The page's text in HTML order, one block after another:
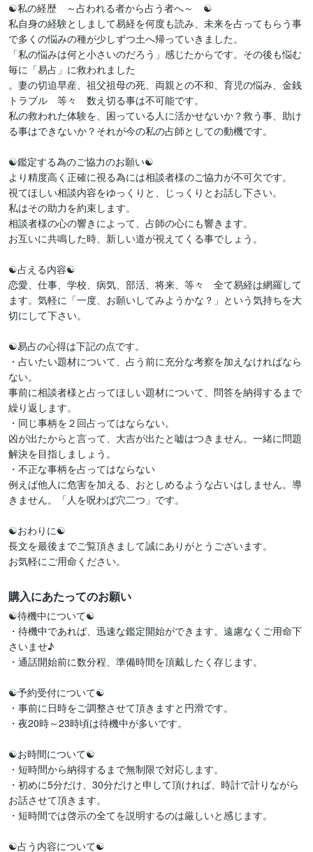
☯私の経歴　～占われる者から占う者へ～　☯
私自身の経験としまして易経を何度も読み、未来を占ってもらう事
で多くの悩みの種が少しずつ土へ帰っていきました。
「私の悩みは何と小さいのだろう」感じたからです。その後も悩む
毎に「易占」に救われました
。妻の切迫早産、祖父祖母の死、両親との不和、育児の悩み、金銭
トラブル　等々　数え切る事は不可能です。
私の救われた体験を、困っている人に活かせないか？救う事、助け
る事はできないか？それが今の私の占師としての動機です。
☯鑑定する為のご協力のお願い☯
より精度高く正確に視る為には相談者様のご協力が不可欠です。
視てほしい相談内容をゆっくりと、じっくりとお話し下さい。
私はその助力を約束します。
相談者様の心の響きによって、占師の心にも響きます。
お互いに共鳴した時、新しい道が視えてくる事でしょう。
☯占える内容☯
恋愛、仕事、学校、病気、部活、将来、等々　全て易経は網羅して
ます。気軽に「一度、お願いしてみようかな？」という気持ちを大
切にして下さい。
☯易占の心得は下記の点です。
・占いたい題材について、占う前に充分な考察を加えなければなら
ない。
事前に相談者様と占ってほしい題材について、問答を納得するまで
繰り返します。
・同じ事柄を２回占ってはならない。
凶が出たからと言って、大吉が出たと嘘はつきません。一緒に問題
解決を目指しましょう。
・不正な事柄を占ってはならない
例えば他人に危害を加える、おとしめるような占いはしません。導
きません。「人を呪わば穴二つ」です。
☯おわりに☯
長文を最後までご覧頂きまして誠にありがとうございます。
お気軽にご用命ください。
購入にあたってのお願い
☯待機中について☯
・待機中であれば、迅速な鑑定開始ができます。遠慮なくご用命下
さいませ♪
・通話開始前に数分程、準備時間を頂戴したく存じます。
☯予約受付について☯
・事前に日時をご調整させて頂きますと円滑です。
・夜20時～23時頃は待機中が多いです。
☯お時間について☯
・短時間から納得するまで無制限で対応します。
・初めに5分だけ、30分だけと申して頂ければ、時計で計りながら
お話させて頂きます。
・短時間では啓示の全てを説明するのは厳しいと感じます。
☯占う内容について☯